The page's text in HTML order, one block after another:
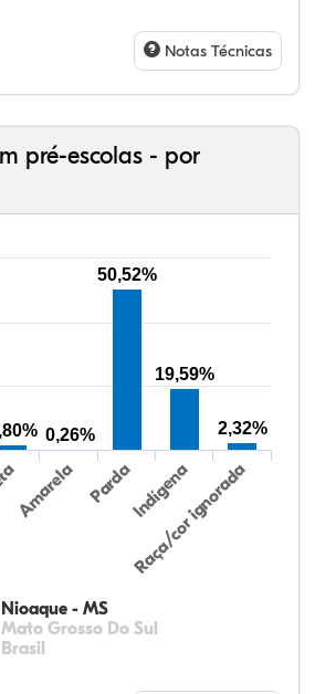
Notas Técnicas
pré-escolas - por
Nioaque - MS
Mato Grosso Do Sul
Brasil
Amarela PardaIndígena
Raça/cor ignorada
0,26%
50,52%
19,59%
2,32%